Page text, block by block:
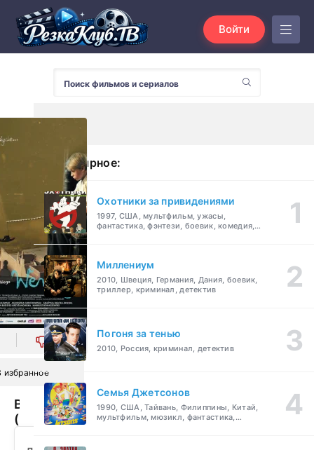
Войти
0
избранное
Венеция
(2010)
Популярное:
Охотники за привидениями
1997, США, мультфильм, ужасы,
фантастика, фэнтези, боевик, комедия,
Миллениум
2010, Швеция, Германия, Дания, боевик,
триллер, криминал, детектив
Погоня за тенью
2010, Россия, криминал, детектив
Семья Джетсонов
1990, США, Тайвань, Филиппины, Китай,
мультфильм, мюзикл, фантастика,